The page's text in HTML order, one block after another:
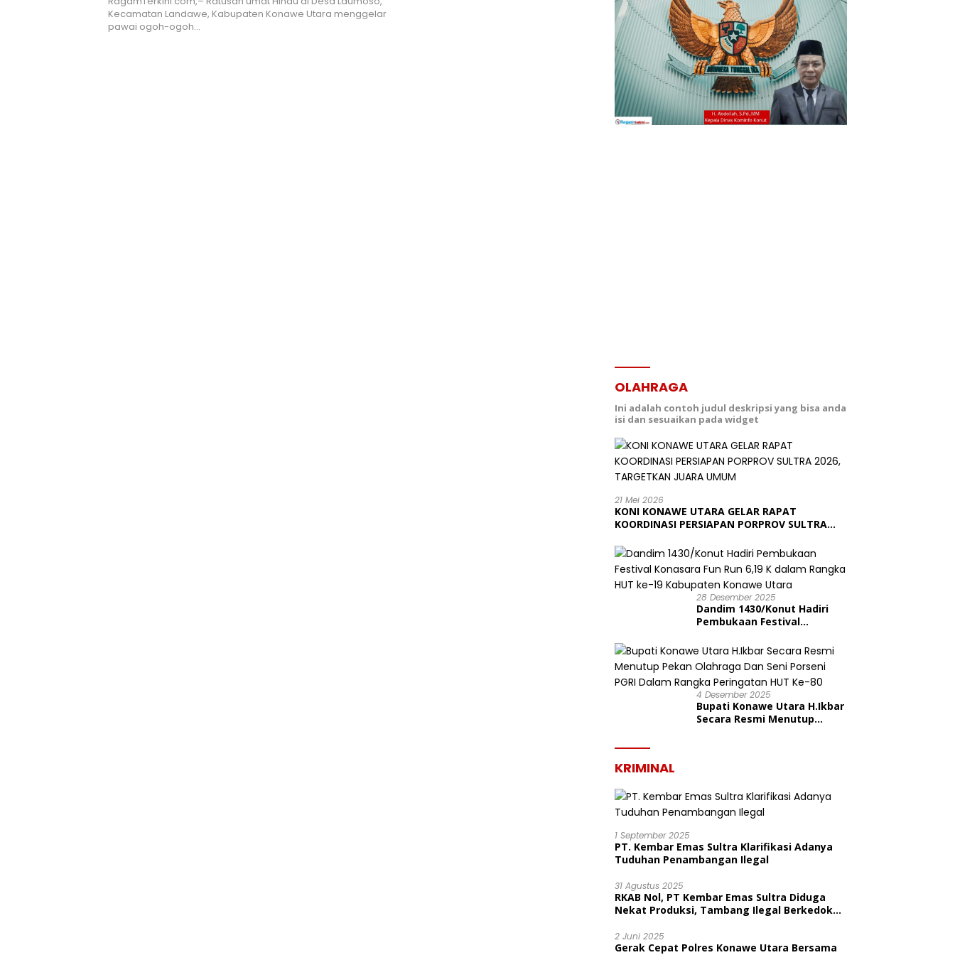
Kecamatan Landawe, Kabupaten Konawe Utara menggelar
pawai ogoh-ogoh…
OLAHRAGA
Ini adalah contoh judul deskripsi yang bisa anda
isi dan sesuaikan pada widget
21 Mei 2026
KONI KONAWE UTARA GELAR RAPAT
KOORDINASI PERSIAPAN PORPROV SULTRA
28 Desember 2025
Dandim 1430/Konut Hadiri
Pembukaan Festival
dalam Rangka HUT ke-19
Kabupaten Konawe Utara
4 Desember 2025
Bupati Konawe Utara H.Ikbar
Secara Resmi Menutup
KRIMINAL
1 September 2025
PT. Kembar Emas Sultra Klarifikasi Adanya
Tuduhan Penambangan Ilegal
31 Agustus 2025
RKAB Nol, PT Kembar Emas Sultra Diduga
Nekat Produksi, Tambang Ilegal Berkedok
2 Juni 2025
Gerak Cepat Polres Konawe Utara Bersama